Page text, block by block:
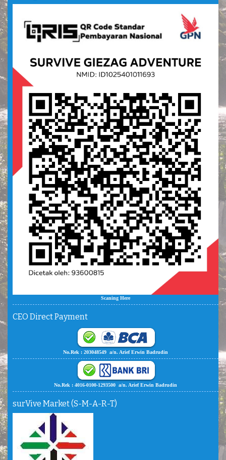
Scaning Here
CEO Direct Payment
No.Rek : 203048549 a/n. Arief Erwin Badrudin
No.Rek : 4016-0100-1293500 a/n. Arief Erwin Badrudin
surVive Market (S-M-A-R-T)